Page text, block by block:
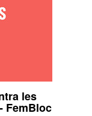
les
FemBloc